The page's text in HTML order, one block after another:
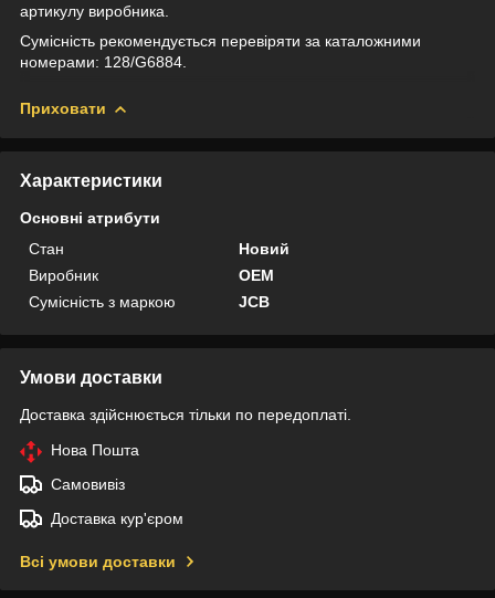
артикулу виробника.
Сумісність рекомендується перевіряти за каталожними
номерами: 128/G6884.
Приховати
Характеристики
Основні атрибути
Стан
Новий
Виробник
OEM
Сумісність з маркою
JCB
Умови доставки
Доставка здійснюється тільки по передоплаті.
Нова Пошта
Самовивіз
Доставка кур'єром
Всі умови доставки